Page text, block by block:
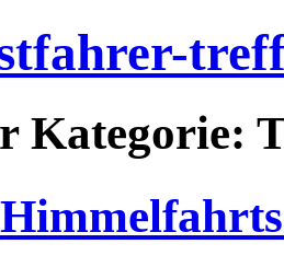
Kategorie: